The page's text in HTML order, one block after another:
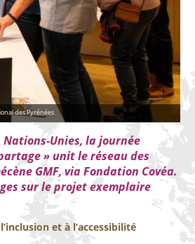
des Pyrénées
Nations-Unies, la journée
» unit le réseau des
GMF, via Fondation Covéa.
sur le projet exemplaire
et à l’accessibilité